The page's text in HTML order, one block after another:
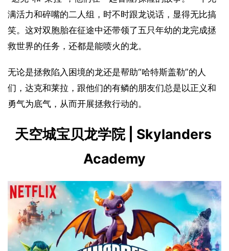
满活力和碎嘴的二人组，时不时跟龙说话，显得无比搞
笑。这对双胞胎在征途中还带领了五只年幼的龙完成拯
救世界的任务，还都是能喷火的龙。
无论是拯救陷入困境的龙还是帮助“哈特斯盖勒”的人
们，达克和莱拉，跟他们的有鳞的朋友们总是以正义和
勇气为底气，从而开展拯救行动的。
天空城宝贝龙学院 | Skylanders
Academy